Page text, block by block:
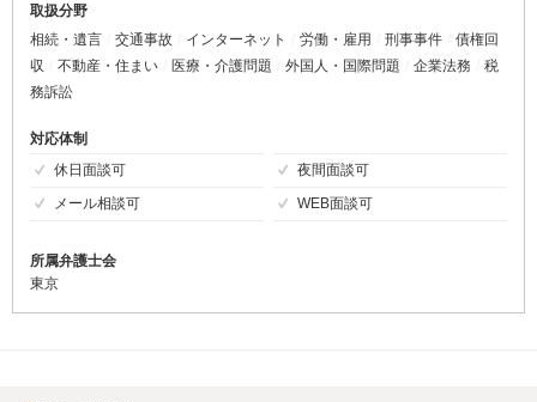
取扱分野
相続・遺言
交通事故 インターネット 労働・雇用 刑事事件
債権回
収
不動産・住まい 医療・介護問題 外国人・国際問題 企業法務
税
務訴訟
対応体制
休日面談可
夜間面談可
メール相談可
WEB面談可
所属弁護士会
東京